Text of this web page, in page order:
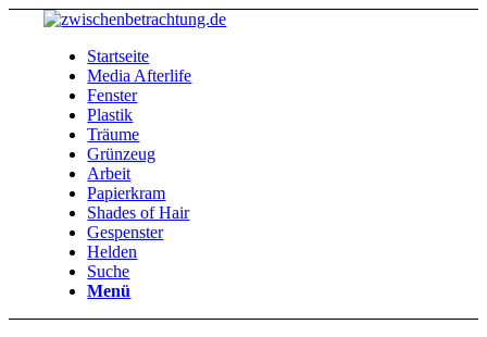
Startseite
Media Afterlife
Fenster
Plastik
Träume
Grünzeug
Arbeit
Papierkram
Shades of Hair
Gespenster
Helden
Suche
Menü